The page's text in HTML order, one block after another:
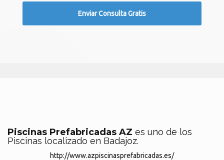
Piscinas Prefabricadas AZ es uno de los
Piscinas localizado en Badajoz.
http://www.azpiscinasprefabricadas.es/